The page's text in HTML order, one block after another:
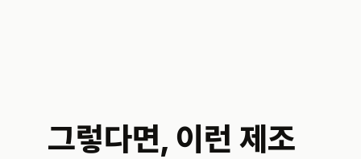
그렇다면, 이런 제조